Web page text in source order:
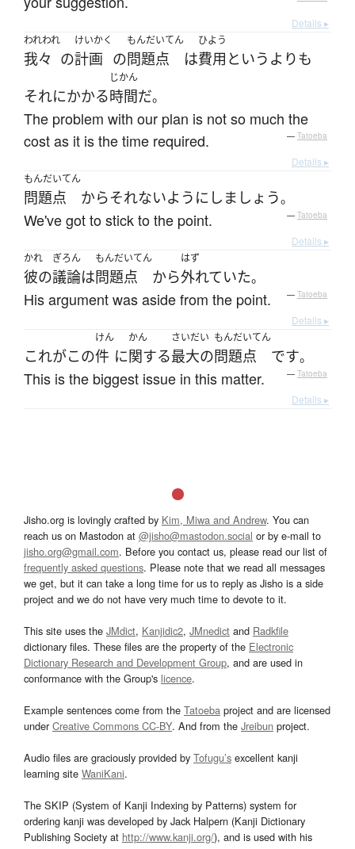
Details ▸
われわれ
我々 の
けいかく
計画 の
もんだいてん
問題点 は
ひよう
費用 というよりも
それにかかる
じかん
時間だ。
The problem with our plan is not so much the
cost as it is the time required.
— Tatoeba
Details ▸
もんだいてん
問題点 からそれないようにしましょう。
We've got to stick to the point. — Tatoeba
Details ▸
かれ
彼の
ぎろん
議論は
もんだいてん
問題点 から
はず
外れていた。
His argument was aside from the point. — Tatoeba
Details ▸
これがこの
けん
件 に
かん
関する
さいだい
最大の
もんだいてん
問題点 です。
This is the biggest issue in this matter. — Tatoeba
Details ▸
Jisho.org is lovingly crafted by Kim, Miwa and Andrew. You can
reach us on Mastodon at @jisho@mastodon.social or by e-mail to
jisho.org@gmail.com. Before you contact us, please read our list of
frequently asked questions. Please note that we read all messages
we get, but it can take a long time for us to reply as Jisho is a side
project and we do not have very much time to devote to it.
This site uses the JMdict, Kanjidic2, JMnedict and Radkfile
dictionary files. These files are the property of the Electronic
Dictionary Research and Development Group, and are used in
conformance with the Group's licence.
Example sentences come from the Tatoeba project and are licensed
underCreative Commons CC-BY. And from the Jreibun project.
Audio files are graciously provided by Tofugu’s excellent kanji
learning site WaniKani.
The SKIP (System of Kanji Indexing by Patterns) system for
ordering kanji was developed by Jack Halpern (Kanji Dictionary
Publishing Society at http://www.kanji.org/), and is used with his